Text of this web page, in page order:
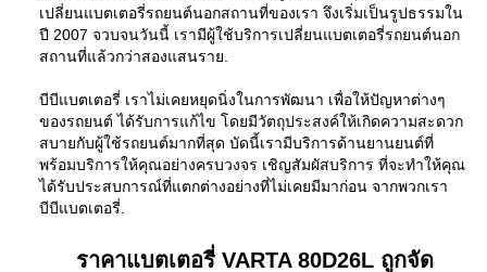
เปลี่ยนแบตเตอรี่รถยนต์นอกสถานที่ของเรา จึงเริ่มเป็นรูปธรรมใน
ปี 2007 จวบจนวันนี้ เรามีผู้ใช้บริการเปลี่ยนแบตเตอรี่รถยนต์นอก
สถานที่แล้วกว่าสองแสนราย.
บีบีแบตเตอรี่ เราไม่เคยหยุดนิ่งในการพัฒนา เพื่อให้ปัญหาต่างๆ
ของรถยนต์ ได้รับการแก้ไข โดยมีวัตถุประสงค์ให้เกิดความสะดวก
สบายกับผู้ใช้รถยนต์มากที่สุด บัดนี้เรามีบริการด้านยานยนต์ที่
พร้อมบริการให้คุณอย่างครบวงจร เชิญสัมผัสบริการ ที่จะทำให้คุณ
ได้รับประสบการณ์ที่แตกต่างอย่างที่ไม่เคยมีมาก่อน จากพวกเรา
บีบีแบตเตอรี่.
ราคาแบตเตอรี่ VARTA 80D26L ถูกจัด